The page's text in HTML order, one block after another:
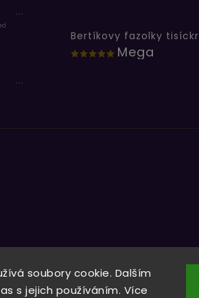
soubory cookie. Dalším
s jejich používáním. Více
...
Mega
...
. Všechna práva vyhrazena.